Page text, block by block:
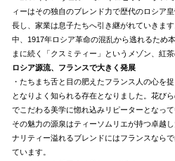
ィーはその独自のブレンド力で歴代のロシア
長し、家業は息子たちへ引き継がれていきま
中、1917年ロシア革命の混乱から逃れるため
まに続く「クスミティー」というメゾン、紅
ロシア源流、フランスで大きく発展
・たちまち舌と目の肥えたフランス人の心を
となりよく知られる存在となりました。花び
でこだわる美学に惚れ込みリピーターとなっ
その魅力の源泉はティーソムリエが持つ卓越
ナリティー溢れるブレンドにはフランスなら
ています。